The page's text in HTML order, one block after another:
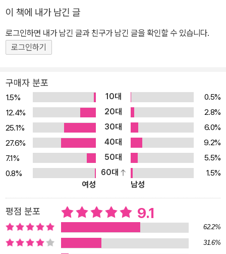
수상했으며, 2006년에는 서울대학교 명예문학박사 학위를 받았다.
타계 후에는 문학적 업적을 기려 금관문화훈장이 추서되었다.
명력의 경이로움을 담아 “내 몸이 스밀 생각을 하면 죽음조차 무섭지
않아진다”라며 죽음과 가까워진 생에 대한 담백한 성찰 또한 거침없
이 고백하고 있다. 죽음을 초월한 초월자의 숨결이 느껴지는 이 말은,
죽음을 인정하게 된 후에야 비로소 ‘생명’이란 존재에 이르는 삶을 체
험하게 된 고백이다. 아울러 “나를 스쳐 간 시간 속에 치유의 효능도
있었던 것은 많은 사람들의 사랑이 있었기 때문”이라며 지금까지의
자신의 삶을 보듬고 다독여준 이들에 대한 고마움을 전한다. 작가는
자신에게 자상하고 따뜻한 품이 되어준 김수환 추기경, 작가가 자신
안에 칩거해 세상을 등지고 있을 때 세상 속으로 이끌어준 박경리 선
생, 더는 전락할 수 없을 만큼 전락해버린 불행감에 도취되어 있을 때
그 어리석음을 깨닫게 해준 박수근 화백에 이르기까지, 자신의 삶에
보석처럼 빛나는 이들을 떠올리며 그들이 다 주고 가지 못한 사랑을
아끼지 않는다. “경제제일주의가 만들어낸 황폐한 인간성”을 통렬하
게 비판한다. 무너져 내린 남대문, 천안함 침몰 사건 앞에서 오히려 작
가 자신의 “뻔뻔스러운 정의감”과 “비겁한 평화주의”에 대한 반성은,
이 책에 내가 남긴 글
로그인하면 내가 남긴 글과 친구가 남긴 글을 확인할 수 있습니다.
로그인하기
구매자 분포
1.5% 10대
0.5%
12.4%
20대
2.8%
25.1%
30대
6.0%
27.6%
40대
9.2%
7.1%
50대
5.5%
0.8%
60대
1.5%
여성
남성
평점 분포 9.1
62.2%
31.6%